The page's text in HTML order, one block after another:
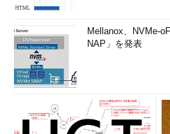
Mellanox、NVMe-
NAP」を発表